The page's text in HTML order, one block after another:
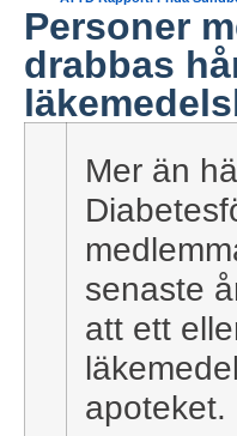
Personer
drabbas
Mer än
senaste
att ett
apoteket.